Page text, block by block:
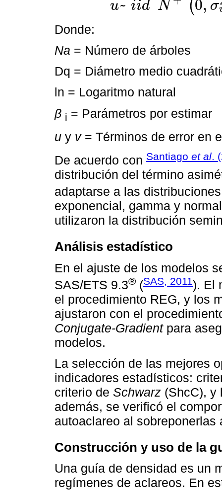
u~ iid N (0, σ
u~ iid N+ 0,σ 2 d N+(μ σu
Donde:
Na = Número de árboles
Dq = Diámetro medio
ln = Logaritmo natural
β i = Parámetros por estimar
u y v= Términos de error en
De acuerdo con Santiago et al.
distribución del término
adaptarse a las
exponencial, gamma y
utilizaron la distribución
Análisis estadístico
En el ajuste de los modelos
SAS/ETS 9.3® (SAS, 2011). El
el procedimiento REG, y los
ajustaron con el
Conjugate-Gradientpara
modelos.
La selección de las mejores
indicadores estadísticos:
criterio de Schwarz (ShcC), y
además, se verificó el
autoaclareo al
Construcción y uso de la
Una guía de densidad es un
regímenes de aclareos. En